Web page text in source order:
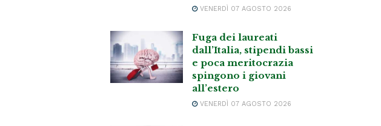
VENERDÌ 07 AGOSTO 2026
Fuga dei laureati
dall’Italia, stipendi bassi
e poca meritocrazia
spingono i giovani
all’estero
VENERDÌ 07 AGOSTO 2026